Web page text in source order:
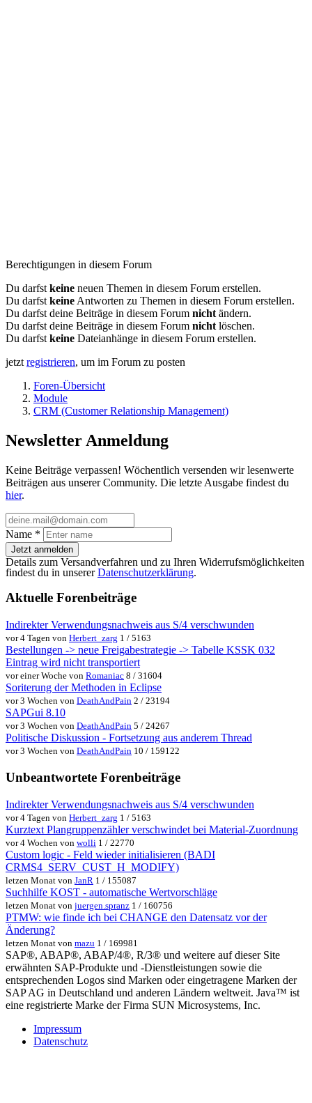
Berechtigungen in diesem Forum
Du darfst keine neuen Themen in diesem Forum erstellen.
Du darfst keine Antworten zu Themen in diesem Forum erstellen.
Du darfst deine Beiträge in diesem Forum nicht ändern.
Du darfst deine Beiträge in diesem Forum nicht löschen.
Du darfst keine Dateianhänge in diesem Forum erstellen.
jetzt registrieren, um im Forum zu posten
Foren-Übersicht
Module
CRM (Customer Relationship Management)
Newsletter Anmeldung
Keine Beiträge verpassen! Wöchentlich versenden wir lesenwerte
Beiträgen aus unserer Community. Die letzte Ausgabe findest du
hier.
Name *
Jetzt anmelden
Details zum Versandverfahren und zu Ihren Widerrufsmöglichkeiten
findest du in unsererDatenschutzerklärung.
Aktuelle Forenbeiträge
Indirekter Verwendungsnachweis aus S/4 verschwunden
vor 4 Tagen von Herbert_zarg 1 / 5163
Bestellungen -> neue Freigabestrategie -> Tabelle KSSK 032
Eintrag wird nicht transportiert
vor einer Woche von Romaniac 8 / 31604
Soriterung der Methoden in Eclipse
vor 3 Wochen von DeathAndPain 2 / 23194
SAPGui 8.10
vor 3 Wochen von DeathAndPain 5 / 24267
Politische Diskussion - Fortsetzung aus anderem Thread
vor 3 Wochen von DeathAndPain 10 / 159122
Unbeantwortete Forenbeiträge
Indirekter Verwendungsnachweis aus S/4 verschwunden
vor 4 Tagen von Herbert_zarg 1 / 5163
Kurztext Plangruppenzähler verschwindet bei Material-Zuordnung
vor 4 Wochen von wolli 1 / 22770
Custom logic - Feld wieder initialisieren (BADI
CRMS4_SERV_CUST_H_MODIFY)
letzen Monat von JanR 1 / 155087
Suchhilfe KOST - automatische Wertvorschläge
letzen Monat von juergen.spranz 1 / 160756
PTMW: wie finde ich bei CHANGE den Datensatz vor der
Änderung?
letzen Monat von mazu 1 / 169981
SAP®, ABAP®, ABAP/4®, R/3® und weitere auf dieser Site
erwähnten SAP-Produkte und -Dienstleistungen sowie die
entsprechenden Logos sind Marken oder eingetragene Marken der
SAP AG in Deutschland und anderen Ländern weltweit. Java™ ist
eine registrierte Marke der Firma SUN Microsystems, Inc.
Impressum
Datenschutz